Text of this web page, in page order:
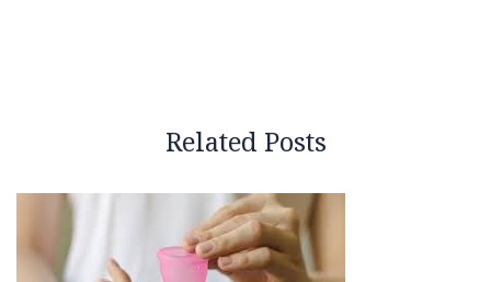
Related Posts